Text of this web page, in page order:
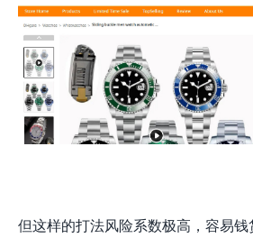
但这样的打法风险系数极高，容易